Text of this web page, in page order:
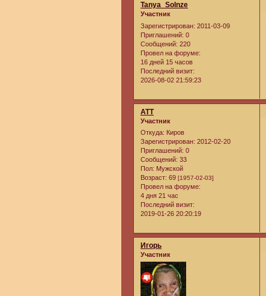
Tanya_Solnze
Участник
Зарегистрирован: 2011-03-09
Приглашений: 0
Сообщений: 220
Провел на форуме:
16 дней 15 часов
Последний визит:
2026-08-02 21:59:23
ATT
Участник
Откуда: Киров
Зарегистрирован: 2012-02-20
Приглашений: 0
Сообщений: 33
Пол: Мужской
Возраст: 69 [1957-02-03]
Провел на форуме:
4 дня 21 час
Последний визит:
2019-01-26 20:20:19
Игорь
Участник